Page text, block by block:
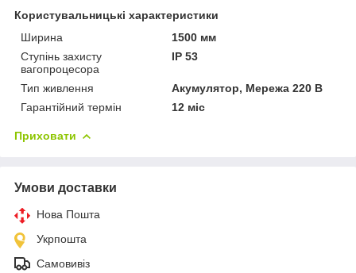
Користувальницькі характеристики
Ширина
1500 мм
Ступінь захисту
вагопроцесора
IP 53
Тип живлення
Акумулятор, Мережа 220 В
Гарантійний термін
12 міс
Приховати
Умови доставки
Нова Пошта
Укрпошта
Самовивіз